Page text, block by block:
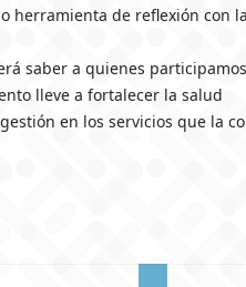
herramienta de reflexión con
saber a quienes
lleve a fortalecer la salud
en los servicios que la